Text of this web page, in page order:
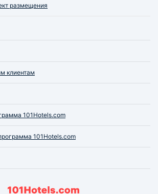
размещения
клиентам
101Hotels.com
101Hotels.com